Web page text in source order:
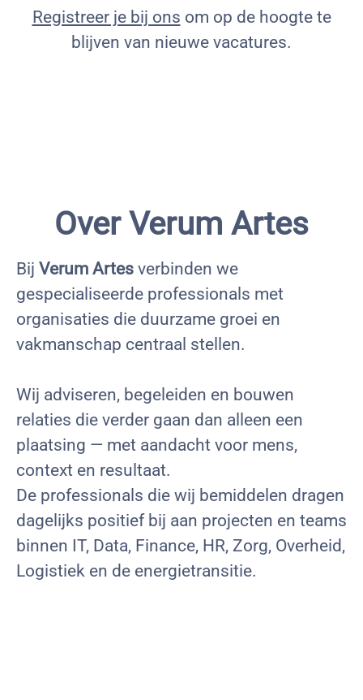
Registreer je bij ons om op de hoogte te
blijven van nieuwe vacatures.
Over Verum Artes
Bij Verum Artes verbinden we
gespecialiseerde professionals met
organisaties die duurzame groei en
vakmanschap centraal stellen.
Wij adviseren, begeleiden en bouwen
relaties die verder gaan dan alleen een
plaatsing — met aandacht voor mens,
context en resultaat.
De professionals die wij bemiddelen dragen
dagelijks positief bij aan projecten en teams
binnen IT, Data, Finance, HR, Zorg, Overheid,
Logistiek en de energietransitie.